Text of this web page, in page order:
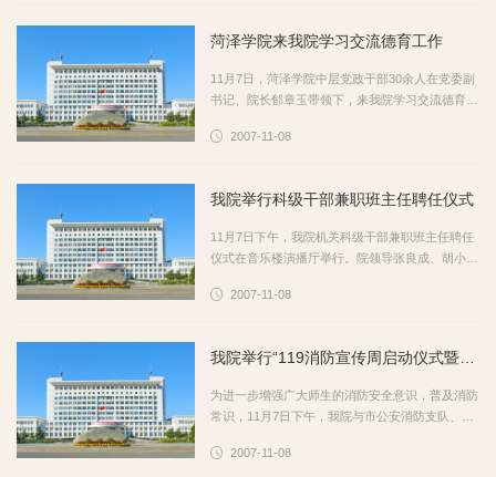
菏泽学院来我院学习交流德育工作
11月7日，菏泽学院中层党政干部30余人在党委副
书记、院长郁章玉带领下，来我院学习交流德育工
记、院长张良成首先对菏泽学院一行的到来表示热
2007-11-08
我院举行科级干部兼职班主任聘任仪式
11月7日下午，我院机关科级干部兼职班主任聘任
仪式在音乐楼演播厅举行。院领导张良成、胡小
聘书。 会议由曾宪明副院长主持。院纪委书记高
2007-11-08
为进一步增强广大师生的消防安全意识，普及消防
常识，11月7日下午，我院与市公安消防支队、移
仪式暨2007年移动杯消防运动会”。院领导张良
2007-11-08